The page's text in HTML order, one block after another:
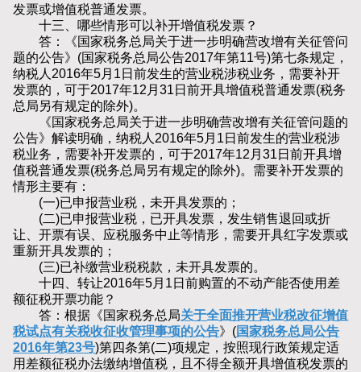
发票或增值税普通发票。
十三、哪些情形可以补开增值税发票？
答：《国家税务总局关于进一步明确营改增有关征管问
题的公告》(国家税务总局公告2017年第11号)第七条规定，
纳税人2016年5月1日前发生的营业税涉税业务，需要补开
发票的，可于2017年12月31日前开具增值税普通发票(税务
总局另有规定的除外)。
《国家税务总局关于进一步明确营改增有关征管问题的
公告》解读明确，纳税人2016年5月1日前发生的营业税涉
税业务，需要补开发票的，可于2017年12月31日前开具增
值税普通发票(税务总局另有规定的除外)。需要补开发票的
情形主要有：
(一)已申报营业税，未开具发票的；
(二)已申报营业税，已开具发票，发生销售退回或折
让、开票有误、应税服务中止等情形，需要开具红字发票或
重新开具发票的；
(三)已补缴营业税税款，未开具发票的。
十四、转让2016年5月1日前购置的不动产能否使用差
额征税开票功能？
答：根据《国家税务总局关于全面推开营业税改征增值
税试点有关税收征收管理事项的公告》(国家税务总局公告
2016年第23号)第四条第(二)项规定，按照现行政策规定适
用差额征税办法缴纳增值税，且不得全额开具增值税发票的